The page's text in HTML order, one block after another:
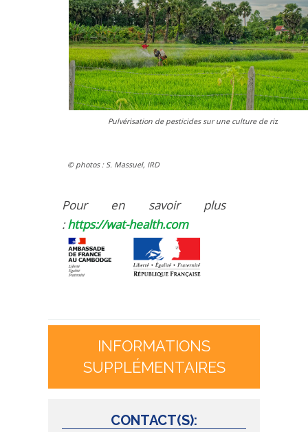
Pulvérisation de pesticides sur une culture de riz
© photos : S. Massuel, IRD
Pour en savoir plus
:https://wat-health.com
INFORMATIONS
SUPPLÉMENTAIRES
CONTACT(S):